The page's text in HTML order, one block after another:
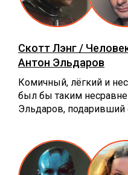
Скотт Лэнг /
Антон Эльдаров
Комичный, лёгкий и
был бы таким
Эльдаров,